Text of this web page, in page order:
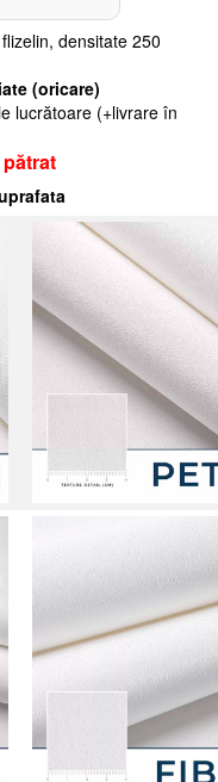
densitate 250
(oricare)
lucrătoare (+livrare în